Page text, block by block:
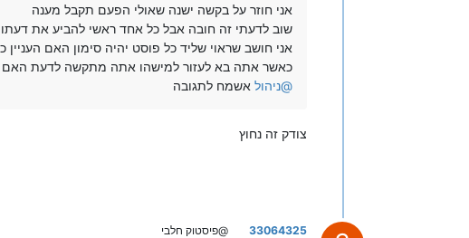
אני חוזר על בקשה ישנה שאולי הפעם תקבל מענה
שוב לדעתי זה חובה אבל כל אחד ראשי להביע את דעתו
אני חושב שראוי שליד כל פוסט יהיה סימון האם העניין
כאשר אתה בא לעזור למישהו אתה מתקשה לדעת האם
@ניהול אשמח לתגובה
צודק זה נחוץ
33064325 @פיסטוק חלבי